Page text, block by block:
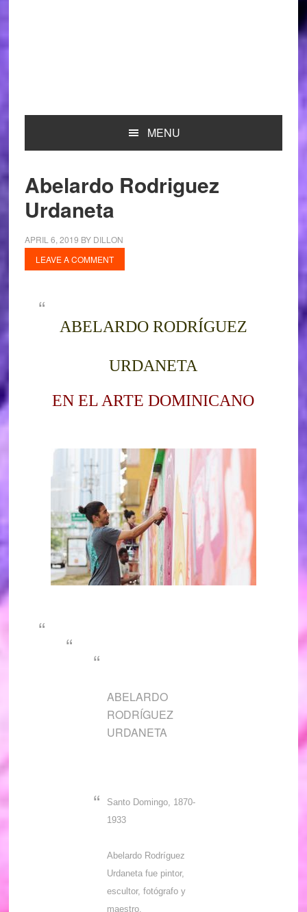
MENU
Abelardo Rodriguez
Urdaneta
APRIL 6, 2019 BY DILLON
LEAVE A COMMENT
ABELARDO RODRÍGUEZ
URDANETA
EN EL ARTE DOMINICANO
ABELARDO
RODRÍGUEZ
URDANETA
Santo Domingo, 1870-
1933
Abelardo Rodríguez
Urdaneta fue pintor,
escultor, fotógrafo y
maestro.